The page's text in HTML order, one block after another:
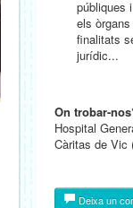
públiques
els
finalitats
jurídic...
On trobar-
Hospital
Càritas de Vic
Deixa un